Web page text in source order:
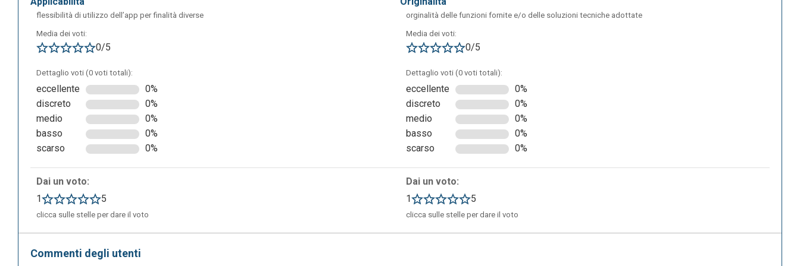
Nel processo di creazione della guida la finestra mostra un’icona rotonda in basso a sinistra. Questa icona indica che l’app
è pronta per la registrazione o sta attualmente registrando tutti i passaggi che vengono eseguiti sul browser al fine di
creare la guida. Facendo clic sull’icona, è possibile completare il processo e passare alla visualizzazione della guida
appena creata. L’icona consente anche di mettere in pausa la cattura, utile ad esempio quando è necessario spostarsi in
altri ambienti che non devono essere inclusi nella guida. Inoltre, è possibile spostare l’icona in qualsiasi punto desiderato
dello schermo per una maggiore comodità durante la registrazione. Infine, è disponibile l’opzione per cancellare
flessibilità di utilizzo dell’app per finalità diverse
Media dei voti:
0/5
Dettaglio voti (0 voti totali):
eccellente
0%
discreto
0%
medio
0%
basso
0%
scarso
0%
Dai un voto:
1
5
clicca sulle stelle per dare il voto
orginalità delle funzioni fornite e/o delle soluzioni tecniche adottate
Media dei voti:
0/5
Dettaglio voti (0 voti totali):
eccellente
0%
discreto
0%
medio
0%
basso
0%
scarso
0%
Dai un voto:
1
5
clicca sulle stelle per dare il voto
Commenti degli utenti